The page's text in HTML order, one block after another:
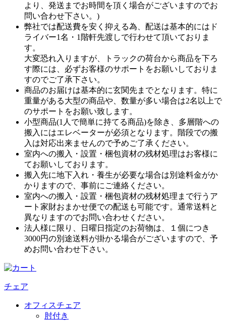
より、発送までお時間を頂く場合がございますのでお
問い合わせ下さい。)
弊社では配送費を安く抑える為、配送は基本的にはド
ライバー1名・1階軒先渡しで行わせて頂いておりま
す。
大変恐れ入りますが、トラックの荷台から商品を下ろ
す際には、必ずお客様のサポートをお願いしておりま
すのでご了承下さい。
商品のお届けは基本的に玄関先までとなります。特に
重量がある大型の商品や、数量が多い場合は2名以上で
のサポートをお願い致します。
小型商品(1人で簡単に持てる商品)を除き、多層階への
搬入にはエレベーターが必須となります。階段での搬
入は対応出来ませんので予めご了承ください。
室内への搬入・設置・梱包資材の残材処理はお客様に
てお願いしております。
搬入先に地下入れ・養生が必要な場合は別途料金がか
かりますので、事前にご連絡ください。
室内への搬入・設置・梱包資材の残材処理まで行うア
ート家財おまかせ便での配送も可能です。通常送料と
異なりますのでお問い合わせください。
法人様に限り、日曜日指定のお荷物は、１個につき
3000円の別途送料が掛かる場合がございますので、予
めお問い合わせ下さい。
チェア
オフィスチェア
肘付き